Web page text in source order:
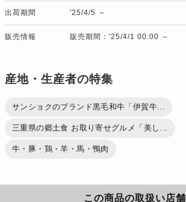
出荷期間 '25/4/5 ～
販売情報 販売期間：'25/4/1 00:00 ～
産地・生産者の特集
サンショクのブランド黒毛和牛「伊賀牛...
三重県の郷土食 お取り寄せグルメ「美し...
牛・豚・鶏・羊・馬・鴨肉
この商品の取扱い店舗